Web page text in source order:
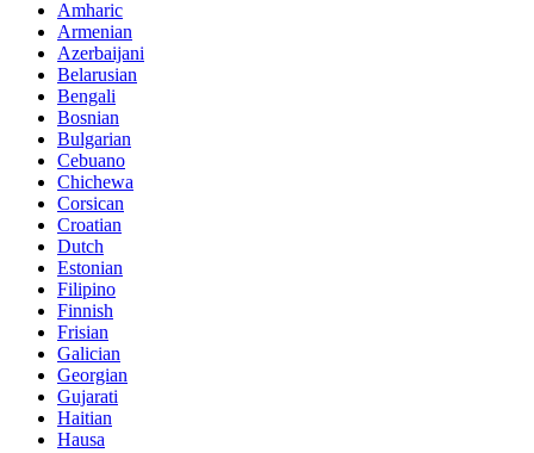
Amharic
Armenian
Azerbaijani
Belarusian
Bengali
Bosnian
Bulgarian
Cebuano
Chichewa
Corsican
Croatian
Dutch
Estonian
Filipino
Finnish
Frisian
Galician
Georgian
Gujarati
Haitian
Hausa